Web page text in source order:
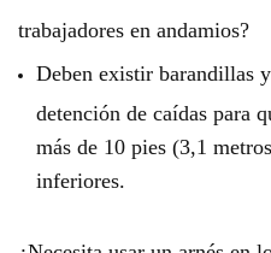
trabajadores en andamios?
Deben existir barandillas
detención de caídas para
más de 10 pies (3,1
inferiores.